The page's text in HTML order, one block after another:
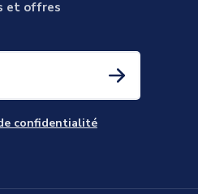
et offres
confidentialité